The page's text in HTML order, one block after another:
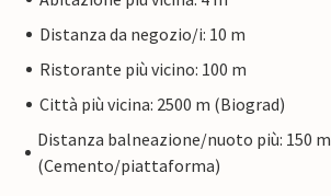
Distanza da negozio/i: 10 m
Ristorante più vicino: 100 m
Città più vicina: 2500 m (Biograd)
Distanza balneazione/nuoto più: 150 m
(Cemento/piattaforma)